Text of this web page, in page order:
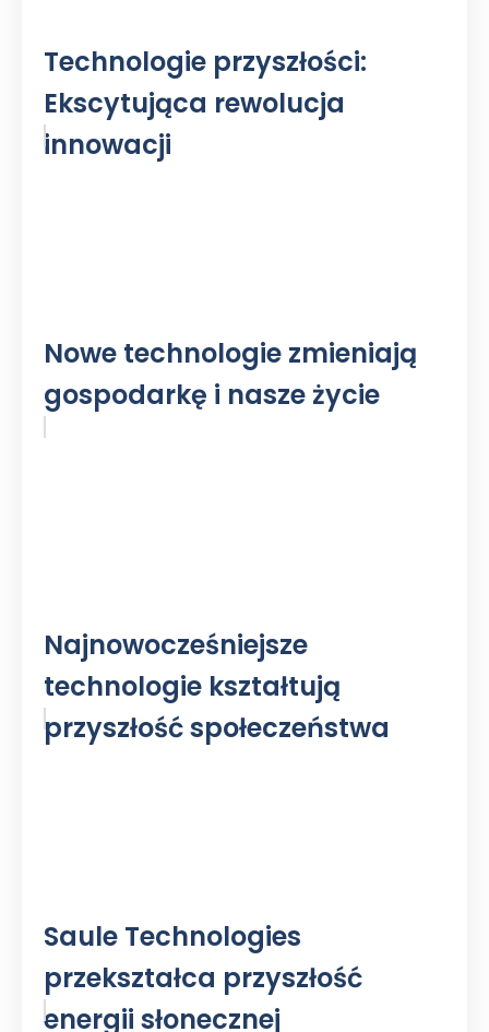
Technologie przyszłości:
Ekscytująca rewolucja
innowacji
Nowe technologie zmieniają
gospodarkę i nasze życie
Najnowocześniejsze
technologie kształtują
przyszłość społeczeństwa
Saule Technologies
przekształca przyszłość
energii słonecznej